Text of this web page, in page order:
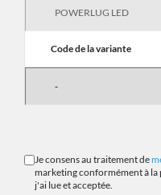
Code de la variante
Je consens au traitement de
marketing conformément à
j'ai lue et acceptée.